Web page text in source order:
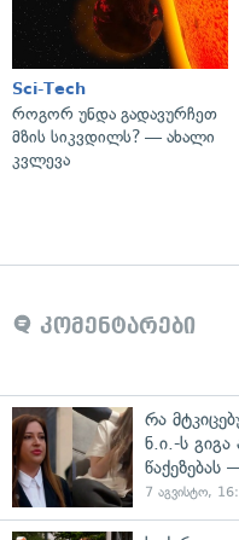
Sci-Tech
როგორ უნდა გადავურჩეთ
მზის სიკვდილს? — ახალი
კვლევა
კომენტარები
რა
ნ.ი.-ს გიგა
წაქეზებას
7 აგვისტო,